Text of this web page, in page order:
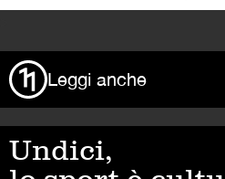
Leggi anche
Undici,